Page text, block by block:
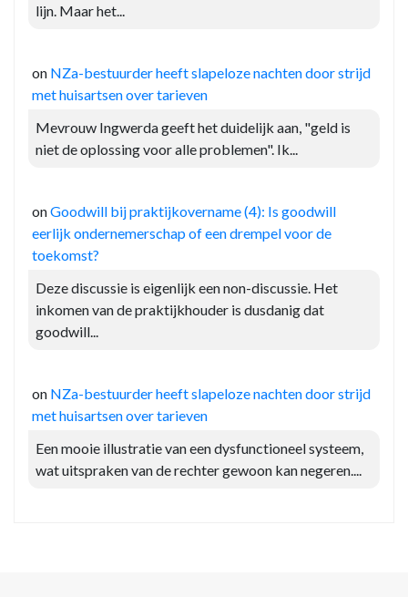
lijn. Maar het...
on NZa-bestuurder heeft slapeloze nachten door strijd
met huisartsen over tarieven
Mevrouw Ingwerda geeft het duidelijk aan, "geld is
niet de oplossing voor alle problemen". Ik...
onGoodwill bij praktijkovername (4): Is goodwill
eerlijk ondernemerschap of een drempel voor de
toekomst?
Deze discussie is eigenlijk een non-discussie. Het
inkomen van de praktijkhouder is dusdanig dat
goodwill...
on NZa-bestuurder heeft slapeloze nachten door strijd
met huisartsen over tarieven
Een mooie illustratie van een dysfunctioneel systeem,
wat uitspraken van de rechter gewoon kan negeren....